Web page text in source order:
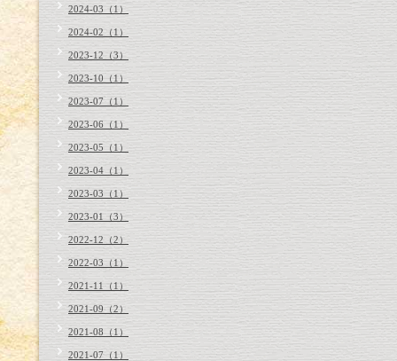
2024-03（1）
2024-02（1）
2023-12（3）
2023-10（1）
2023-07（1）
2023-06（1）
2023-05（1）
2023-04（1）
2023-03（1）
2023-01（3）
2022-12（2）
2022-03（1）
2021-11（1）
2021-09（2）
2021-08（1）
2021-07（1）